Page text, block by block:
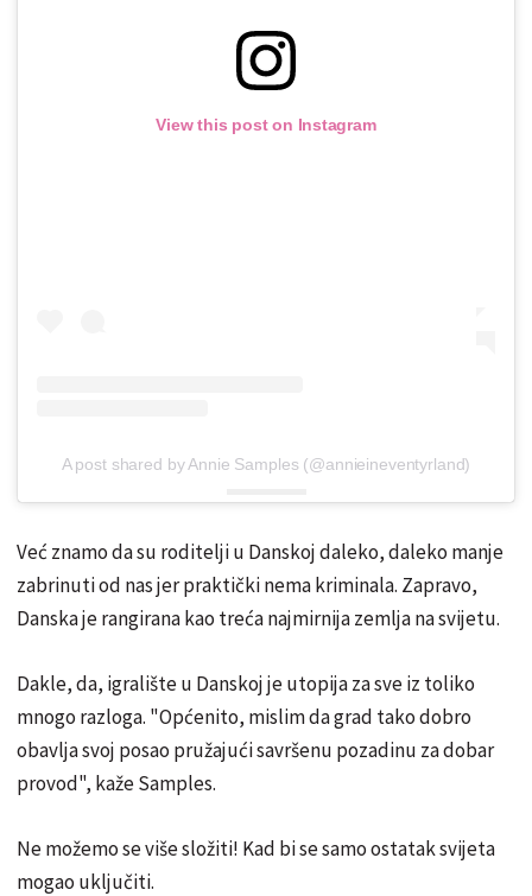
View this post on Instagram
A post shared by Annie Samples (@annieineventyrland)
Već znamo da su roditelji u Danskoj daleko, daleko manje
zabrinuti od nas jer praktički nema kriminala. Zapravo,
Danska je rangirana kao treća najmirnija zemlja na svijetu.
Dakle, da, igralište u Danskoj je utopija za sve iz toliko
mnogo razloga. "Općenito, mislim da grad tako dobro
obavlja svoj posao pružajući savršenu pozadinu za dobar
provod", kaže Samples.
Ne možemo se više složiti! Kad bi se samo ostatak svijeta
mogao uključiti.